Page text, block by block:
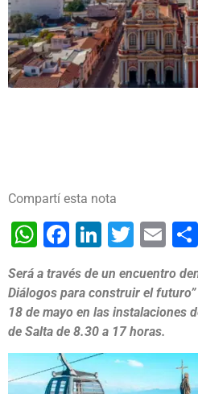
Compartí esta nota
WhatsApp
Facebook
LinkedIn
Twitter
Será a través de un encuentro
Diálogos para construir el
18 de mayo en las instalaciones
de Salta de 8.30 a 17 horas.